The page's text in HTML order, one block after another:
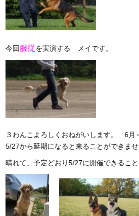
今回 服従を実演する メイです。
３わんこよろしくおねがいします。 6月
5/27から延期になると来ることができま
晴れて、予定どおり5/27に開催できること